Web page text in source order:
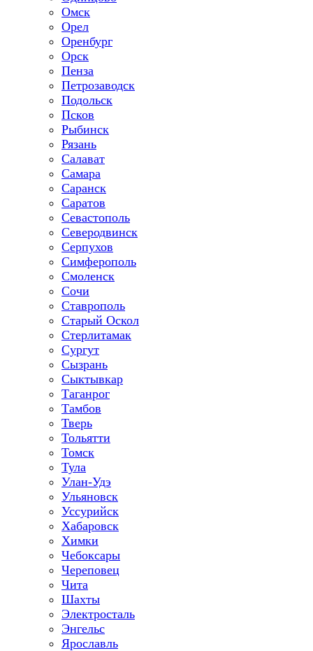
Омск
Орел
Оренбург
Орск
Пенза
Петрозаводск
Подольск
Псков
Рыбинск
Рязань
Салават
Самара
Саранск
Саратов
Севастополь
Северодвинск
Серпухов
Симферополь
Смоленск
Сочи
Ставрополь
Старый Оскол
Стерлитамак
Сургут
Сызрань
Сыктывкар
Таганрог
Тамбов
Тверь
Тольятти
Томск
Тула
Улан-Удэ
Ульяновск
Уссурийск
Хабаровск
Химки
Чебоксары
Череповец
Чита
Шахты
Электросталь
Энгельс
Ярославль